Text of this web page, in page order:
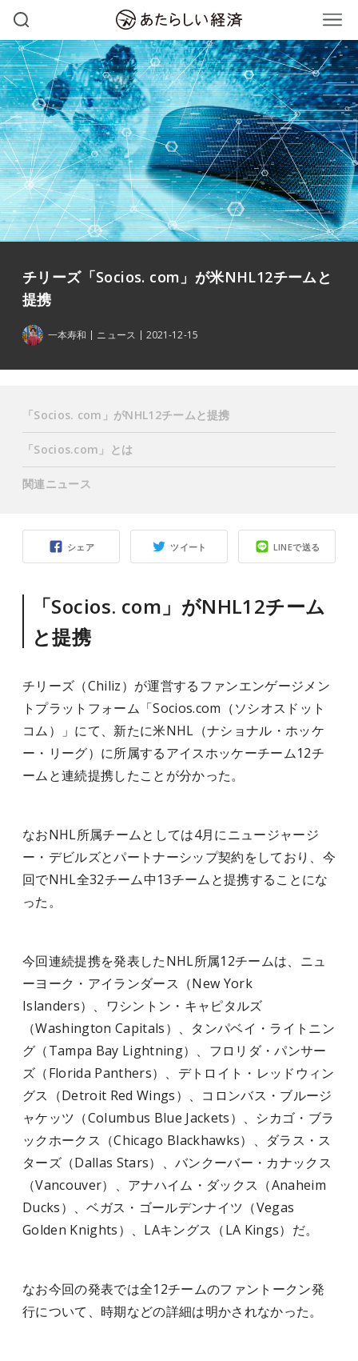
チリーズ「Socios. com」が米NHL12チームと
提携
一本寿和 ニュース 2021-12-15
シェア ツイート LINEで送る
「Socios. com」がNHL12チーム
と提携
チリーズ（Chiliz）が運営するファンエンゲージメン
トプラットフォーム「Socios.com（ソシオスドット
コム）」にて、新たに米NHL（ナショナル・ホッケ
ー・リーグ）に所属するアイスホッケーチーム12チ
ームと連続提携したことが分かった。
なおNHL所属チームとしては4月にニュージャージ
ー・デビルズとパートナーシップ契約をしており、今
回でNHL全32チーム中13チームと提携することにな
った。
今回連続提携を発表したNHL所属12チームは、ニュ
ーヨーク・アイランダース（New York
Islanders）、ワシントン・キャピタルズ
（Washington Capitals）、タンパベイ・ライトニン
グ（Tampa Bay Lightning）、フロリダ・パンサー
ズ（Florida Panthers）、デトロイト・レッドウィン
グス（Detroit Red Wings）、コロンバス・ブルージ
ャケッツ（Columbus Blue Jackets）、シカゴ・ブラ
ックホークス（Chicago Blackhawks）、ダラス・ス
ターズ（Dallas Stars）、バンクーバー・カナックス
（Vancouver）、アナハイム・ダックス（Anaheim
Ducks）、ベガス・ゴールデンナイツ（Vegas
Golden Knights）、LAキングス（LA Kings）だ。
なお今回の発表では全12チームのファントークン発
行について、時期などの詳細は明かされなかった。
「Socios. com」がNHL12チームと提携
「Socios.com」とは
関連ニュース